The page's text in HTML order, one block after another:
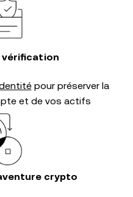
vérification
pour préserver la
et de vos actifs
crypto